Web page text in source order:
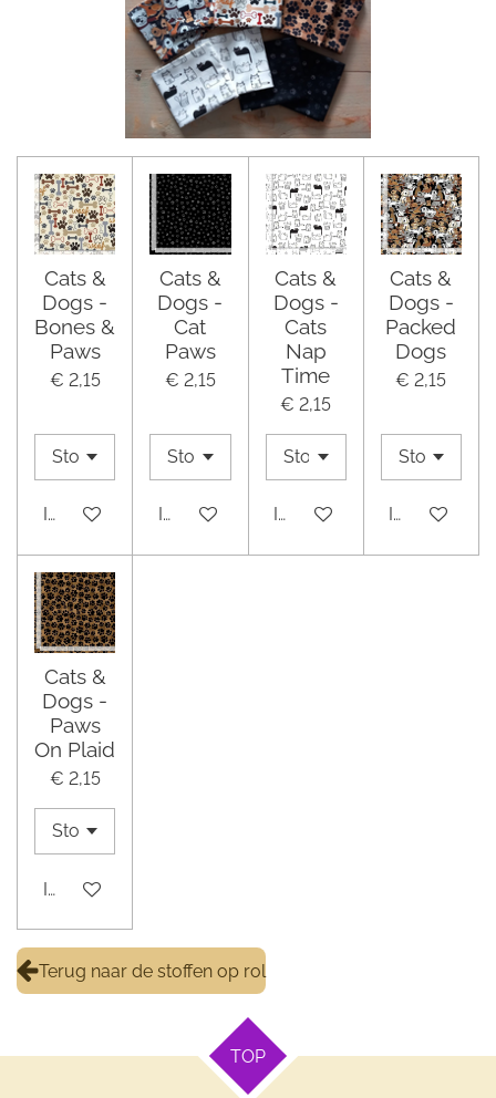
Cats &
Dogs -
Bones &
Paws
€ 2,15
In winkelwagen
Cats &
Dogs -
Cat
Paws
€ 2,15
In winkelwagen
Cats &
Dogs -
Cats
Nap
Time
€ 2,15
In winkelwagen
Cats &
Dogs -
Packed
Dogs
€ 2,15
In
Cats &
Dogs -
Paws
On Plaid
€ 2,15
In winkelwagen
Terug naar de stoffen op rol
TOP